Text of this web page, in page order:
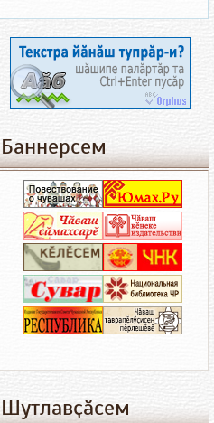
Баннерсем
Шутлавҫӑсем